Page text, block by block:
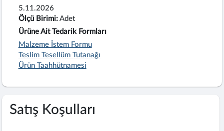
5.11.2026
Ölçü Birimi: Adet
Ürüne Ait Tedarik Formları
Malzeme İstem Formu
Teslim Tesellüm Tutanağı
Ürün Taahhütnamesi
Satış Koşulları